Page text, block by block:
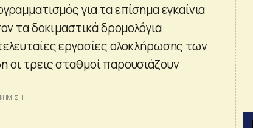
για τα επίσημα εγκαίνια
τα δοκιμαστικά δρομολόγια
εργασίες ολοκλήρωσης των
τρεις σταθμοί παρουσιάζουν